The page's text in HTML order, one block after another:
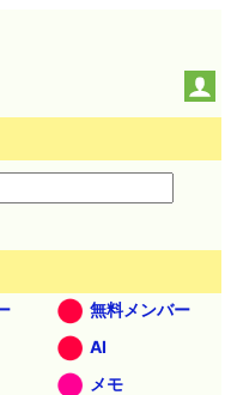
無料メンバー
AI
メモ